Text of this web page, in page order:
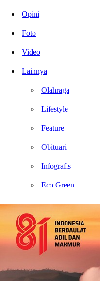
Opini
Foto
Video
Lainnya
Olahraga
Lifestyle
Feature
Obituari
Infografis
Eco Green